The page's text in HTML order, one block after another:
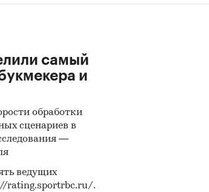
самый
и
обработки
сценариев в
—
ведущих
rating.sportrbc.ru/.